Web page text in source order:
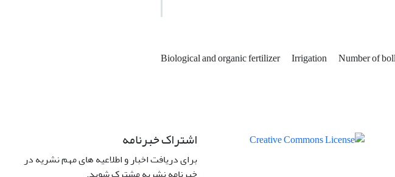
Biological and organic fertilizer Irrigation Number of
اشتراک خبرنامه
برای دریافت اخبار و اطلاعیه های مهم نشریه در